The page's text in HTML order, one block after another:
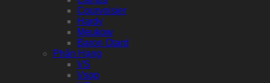
Courvoisier
Hardy
Meukow
Baron Otard
Phân Hạng
VS
Vsop